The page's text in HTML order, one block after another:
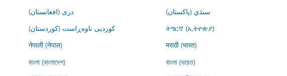
درى (افغانستان) سنڌي (پاکستان)
کوردیی ناوەڕاست (کوردستان) ትግርኛ (ኢትዮጵያ)
नेपाली (नेपाल) मराठी (भारत)
বাংলা (বাংলাদেশ) বাংলা (ভারত)